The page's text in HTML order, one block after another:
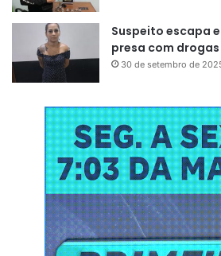
Jenipapo cabaçu
Palmeira Jerivá
Árvore-da-felicidade
Palmeira de Manila
Ficus
Oitizeiro
Dracena
Hibisco vermelho
Moreia branca
Ixora Rosa
Areca-bambu
Suspeito escapa
presa com
30 de setembro de